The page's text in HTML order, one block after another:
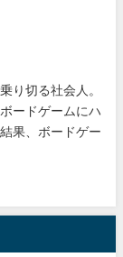
り切る社会人。
ードゲームにハ
果、ボードゲー